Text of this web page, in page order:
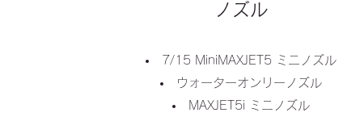
​ノズル
7/15 MiniMAXJET5 ミニノズル
ウォーターオンリーノズル
MAXJET5i ミニノズル